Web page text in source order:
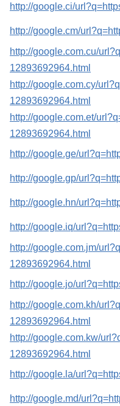
http://google.ci/
http://google.cm/
http://google.com.cu/
12893692964.html
http://google.com.cy/
12893692964.html
http://google.com.et/
12893692964.html
http://google.ge/
http://google.gp/
http://google.hn/
http://google.iq/
http://google.com.jm/
12893692964.html
http://google.jo/
http://google.com.kh/
12893692964.html
http://google.com.kw/
12893692964.html
http://google.la/
http://google.md/